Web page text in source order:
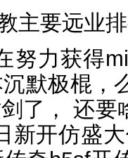
主要远业
努力获得
默极棍，
了， 还要
新开仿盛